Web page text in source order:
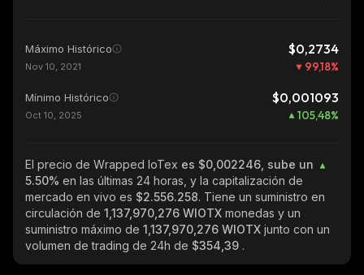
Máximo Histórico $0,2734
Nov 10, 2021 99,18%
Mínimo Histórico $0,001093
Oct 10, 2025 105,48%
El precio de Wrapped IoTex es $0,002246, sube un
5.50% en las últimas 24 horas, y la capitalización de
mercado en vivo es $2.556.258. Tiene un suministro en
circulación de 1,137,970,276 WIOTX monedas y un
suministro máximo de 1,137,970,276 WIOTX junto con un
volumen de trading de 24h de $354,39 .